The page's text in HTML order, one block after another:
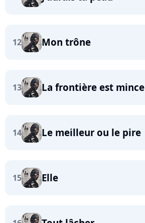
12 Mon trône
13 La frontière est mince
14 Le meilleur ou le pire
15 Elle